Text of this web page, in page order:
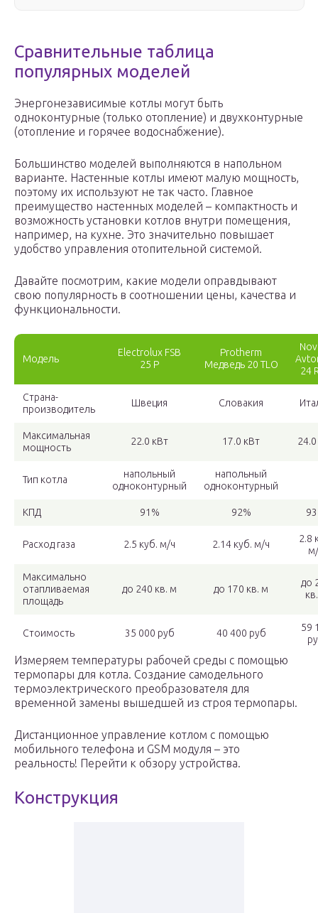
Сравнительные таблица
популярных моделей
Энергонезависимые котлы могут быть
одноконтурные (только отопление) и двухконтурные
(отопление и горячее водоснабжение).
Большинство моделей выполняются в напольном
варианте. Настенные котлы имеют малую мощность,
поэтому их используют не так часто. Главное
преимущество настенных моделей – компактность и
возможность установки котлов внутри помещения,
например, на кухне. Это значительно повышает
удобство управления отопительной системой.
Давайте посмотрим, какие модели оправдывают
свою популярность в соотношении цены, качества и
функциональности.
Модель
Electrolux FSB
25 P
Protherm
Медведь 20 TLO
24
Страна-
производитель
Швеция Словакия
Максимальная
мощность
22.0 кВт 17.0 кВт
Тип котла
напольный
одноконтурный
напольный
одноконтурный
КПД 91% 92%
Расход газа 2.5 куб. м/ч 2.14 куб. м/ч
2.8
Максимально
отапливаемая
площадь
до 240 кв. м до 170 кв. м
до
Стоимость 35 000 руб 40 400 руб
59
Измеряем температуры рабочей среды с помощью
термопары для котла. Создание самодельного
термоэлектрического преобразователя для
временной замены вышедшей из строя термопары.
Дистанционное управление котлом с помощью
мобильного телефона и GSM модуля – это
реальность! Перейти к обзору устройства.
Конструкция